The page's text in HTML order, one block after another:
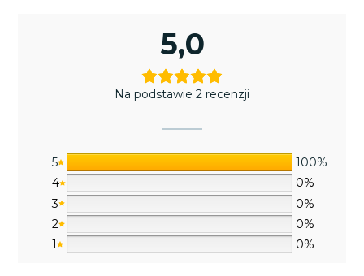
5,0
Na podstawie 2 recenzji
5
100%
4
0%
3
0%
2
0%
1
0%